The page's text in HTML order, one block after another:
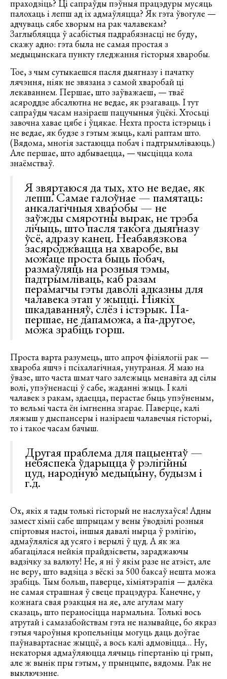
праходзіць? Ці сапраўды пэўныя працэдуры мусяць
палохаць і лепш ад іх адмаўляцца? Як гэта ўвогуле —
адчуваць сябе хворым на рак чалавекам?
Заглыбляцца ў асабістыя падрабязнасці не буду,
скажу адно: гэта была не самая простая з
медыцынскага пункту гледжання гісторыя хваробы.
Тое, з чым сутыкаешся пасля дыягназу і пачатку
лячэння, ніяк не звязана з самой хваробай ці
лекаваннем. Першае, што заўважаеш, — тваё
асяроддзе абсалютна не ведае, як рэагаваць. І тут
сапраўды часам назіраеш пацучыныя ўцёкі. Хтосьці
завочна хавае цябе і ўцякае. Нехта проста істэрыць і
не ведае, як будзе з гэтым жыць, калі раптам што.
(Вядома, многія застаюцца побач і падтрымліваюць.)
Але першае, што адбываецца, — чысціцца кола
знаёмстваў.
Я звяртаюся да тых, хто не ведае, як
лепш. Самае галоўнае — памятаць:
анкалагічныя хваробы — не
заўжды смяротны вырак, не трэба
лічыць, што пасля такога дыягназу
ўсё, адразу канец. Неабавязкова
засяроджвацца на хваробе, вы
можаце проста быць побач,
размаўляць на розныя тэмы,
падтрымліваць, каб разам
перамагчы гэты даволі адказны для
чалавека этап у жыцці. Ніякіх
шкадаванняў, слёз і істэрык. Па-
першае, не дапаможа, а па-другое,
можа зрабіць горш.
Проста варта разумець, што апроч фізіялогіі рак —
хвароба яшчэ і псіхалагічная, унутраная. Я маю на
ўвазе, што часта шмат чаго залежыць менавіта ад сілы
волі, упэўненасці ў сабе, жаданні жыць. І калі
чалавек з ракам, здаецца, перастае быць упэўненым,
то вельмі часта ён імгненна згарае. Паверце, калі
ляжыш у дыспансеры і назіраеш чалавечыя гісторыі,
то і такое часам бачыш.
Другая праблема для пацыентаў —
небяспека ўдарыцца ў рэлігійны
цуд, народную медыцыну, будызм і
г.д.
Ох, якіх я тады толькі гісторый не наслухаўся! Адны
замест хіміі сабе шпрыцам у вены ўводзілі розныя
спіртовыя настоі, іншыя давалі нырца ў рэлігію,
адмаўляліся ад усяго і верылі ў цуд. А як жа
абагацілася нейкія прайдзісветы, зараджаючы
вадзічку за валюту! Не, я ні ў якім разе не атэіст, але
не веру, што вадзіца з вёскі за 500 баксаў нешта можа
зрабіць. Тым больш, паверце, хіміятэрапія — далёка
не самая страшная ў свеце працэдура. Канечне, у
кожнага свая рэакцыя на яе, але агулам магу
сказаць, што пераносіцца нармальна. Толькі вось
атрутай і самазабойствам гэта не называйце, бо якраз
гэтыя чароўныя кропельніцы могуць даць доўгае
паўнавартаснае жыццё, а вось калі адмовіцца… Ну,
некаторыя адмаўляюцца лячыць гіпертанію ці грып,
але ж вынік пры гэтым, у прынцыпе, вядомы. Рак не
выключэнне.